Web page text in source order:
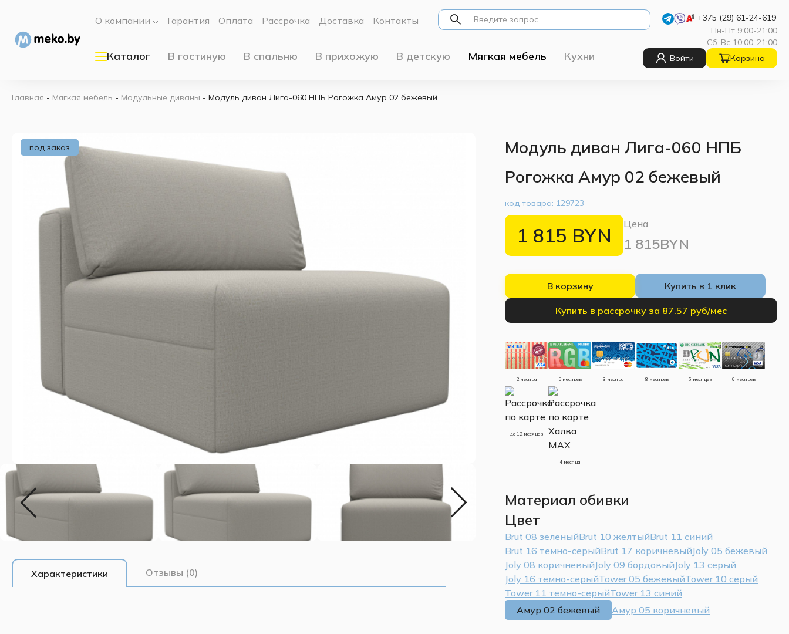
О компании Гарантия Оплата Рассрочка Доставка Контакты
+375 (29) 61-24-619
Пн-Пт 9:00-21:00
Сб-Вс 10:00-21:00
Каталог В гостиную В спальню В прихожую В детскую Мягкая мебель Кухни Войти Корзина
Главная - Мягкая мебель - Модульные диваны - Модуль диван Лига-060 НПБ Рогожка Амур 02 бежевый
под заказ
Характеристики Отзывы (0)
Модуль диван Лига-060 НПБ
Рогожка Амур 02 бежевый
код товара: 129723
1 815 BYN Цена
1 815BYN
В корзину Купить в 1 клик
Купить в рассрочку за 87.57 руб/мес
2 месяца 5 месяцев 3 месяца 8 месяцев 6 месяцев 6 месяцев
до 12 месяцев
4 месяца
Материал обивки
Цвет
Brut 08 зеленыйBrut 10 желтыйBrut 11 синий
Brut 16 темно-серыйBrut 17 коричневыйJoly 05 бежевый
Joly 08 коричневыйJoly 09 бордовыйJoly 13 серый
Joly 16 темно-серыйTower 05 бежевыйTower 10 серый
Tower 11 темно-серыйTower 13 синий
Амур 02 бежевый
Амур 05 коричневый